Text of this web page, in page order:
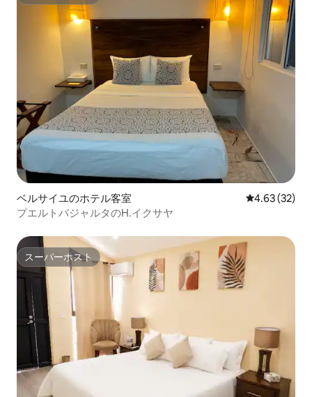
ベルサイユのホテル客室 レビュー32
4.63 (32)
プエルトバジャルタのH.イクサヤ
スーパーホスト
スーパーホスト